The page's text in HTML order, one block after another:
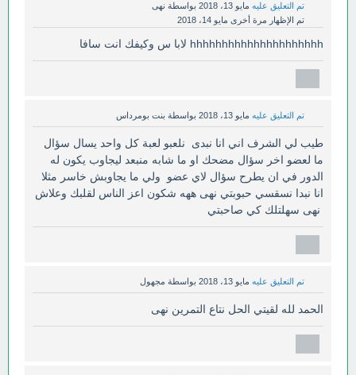
تم التعليق عليه مايو 13، 2018 بواسطة نهى
تم الإظهار مرة أخرى مايو 14، 2018
hhhhhhhhhhhhhhhhhhhhh لابا س وكيفك انت سافا
تم التعليق عليه مايو 13، 2018 بواسطة بنت بومرداس
طيب لي الشرف اني انا نبدى نلعبو لعبة كل واحد يسال سؤال
ما لعضو اخر سؤال مضحك او ما شابه منبعد ليجاوب يكون له
الدور في ان يطرح سؤال لاي عضو ولي ما يجاوبش خاسر مثلا
انا نبدا نسقسي حبوبتي نهى ههه شكون اعز الناس لقلبك وعلاش
نهى سهلتلك كي صاحبتي
تم التعليق عليه مايو 13، 2018 بواسطة مجهول
الحمد لله لقيتي الحل نتاع التمرين نهى